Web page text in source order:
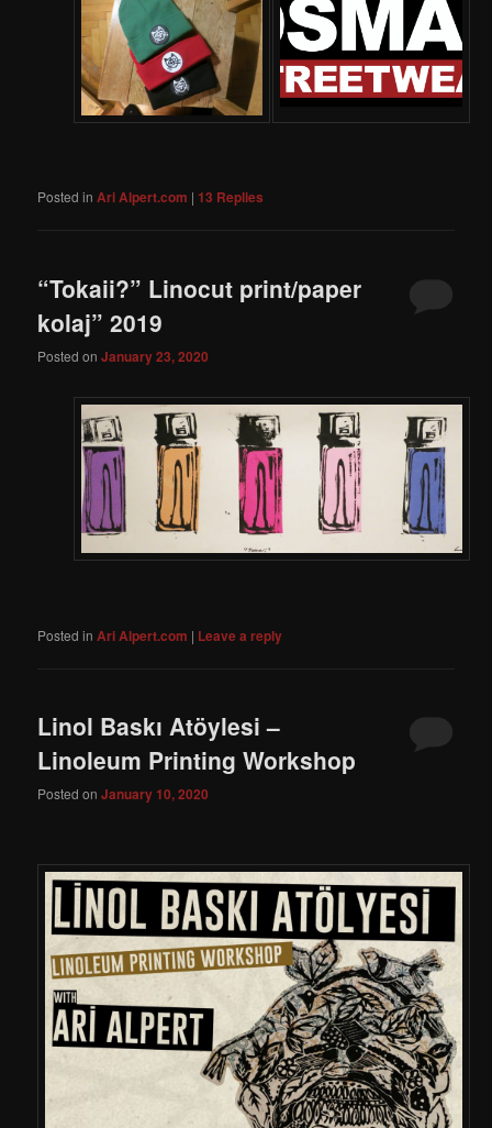
Posted in Ari Alpert.com |13 Replies
“Tokaii?” Linocut print/paper
kolaj” 2019
Posted onJanuary 23, 2020
Posted in Ari Alpert.com | Leave a reply
Linol Baskı Atöylesi –
Linoleum Printing Workshop
Posted onJanuary 10, 2020